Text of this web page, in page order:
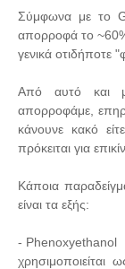
Σύμφωνα με το
απορροφά το
γενικά οτιδήποτε
Από αυτό και
απορροφάμε,
κάνουνε κακό
πρόκειται για
Κάποια
είναι τα εξής:
- Phenoxyethanol